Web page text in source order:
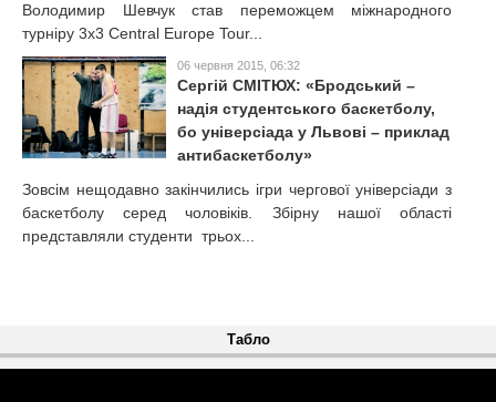
Володимир Шевчук став переможцем міжнародного
турніру 3x3 Central Europe Tour...
06 червня 2015, 06:32
Сергій СМІТЮХ: «Бродський –
надія студентського баскетболу,
бо універсіада у Львові – приклад
антибаскетболу»
Зовсім нещодавно закінчились ігри чергової універсіади з
баскетболу серед чоловіків. Збірну нашої області
представляли студенти трьох...
Табло